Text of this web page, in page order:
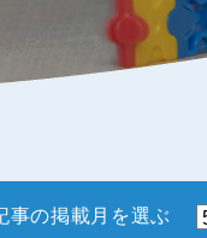
事の掲載月を選ぶ